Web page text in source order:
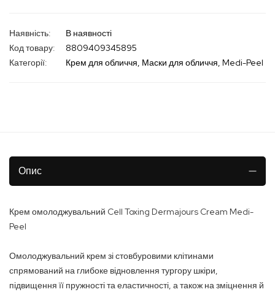
В наявності
Код товару
8809409345895
Категорії:
Крем для обличчя Маски для обличчя Medi-Peel
Опис
Крем омолоджувальний Cell Toxing Dermajours Cream Medi-
Peel
Омолоджувальний крем зі стовбуровими клітинами
спрямований на глибоке відновлення тургору шкіри,
підвищення її пружності та еластичності, а також на зміцнення й